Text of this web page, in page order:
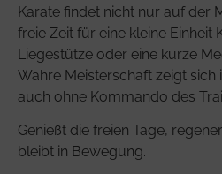
Karate findet nicht nur auf der
freie Zeit für eine kleine Einheit
Liegestütze oder eine kurze
Wahre Meisterschaft zeigt sich
auch ohne Kommando des
Genießt die freien Tage,
bleibt in Bewegung.